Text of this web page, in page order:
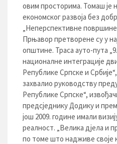
овим просторима. Томаш је
економског развоја без
„Неперспективне
Прњавор претворене су у
општине. Траса ауто-пута „9.
националне интеграције
Републике Српске и
захвалио руководству
Републике Српске“,
предсједнику Додику и
још 2009. године имали
реалност. „Велика дјела и
по томе што надживе своје